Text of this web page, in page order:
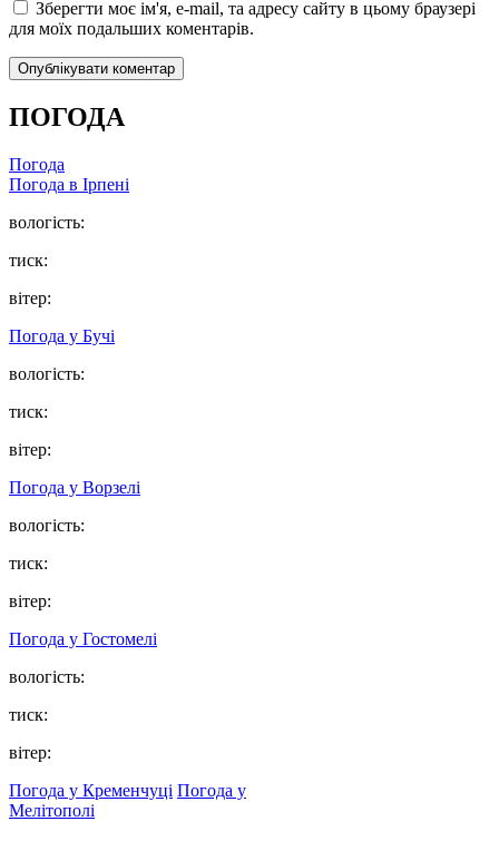
Зберегти моє ім'я, e-mail, та адресу сайту в цьому браузері
для моїх подальших коментарів.
ПОГОДА
Погода
Погода в Ірпені
вологість:
тиск:
вітер:
Погода у Бучі
вологість:
тиск:
вітер:
Погода у Ворзелі
вологість:
тиск:
вітер:
Погода у Гостомелі
вологість:
тиск:
вітер:
Погода у Кременчуці Погода у
Мелітополі